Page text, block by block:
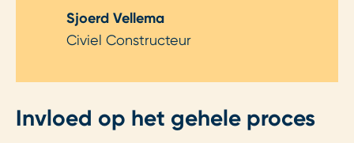
Sjoerd Vellema
Civiel Constructeur
Invloed op het gehele proces